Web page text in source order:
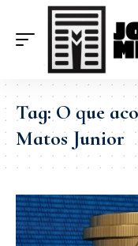
Tag:O que
Matos Junior